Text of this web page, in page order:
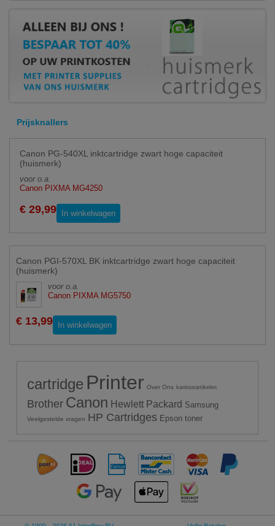
Prijsknallers
Canon PG-540XL inktcartridge zwart hoge capaciteit
(huismerk)
voor o.a.
Canon PIXMA MG4250
€ 29,99 In winkelwagen
Canon PGI-570XL BK inktcartridge zwart hoge capaciteit
(huismerk)
voor o.a.
Canon PIXMA MG5750
€ 13,99 In winkelwagen
cartridge Printer Over Ons kantoorartikelen
Brother Canon Hewlett Packard Samsung
Veelgestelde vragen HP Cartridges Epson toner